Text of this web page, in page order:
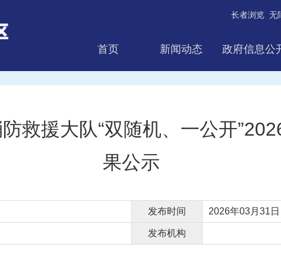
长者浏览 无
首页 新闻动态 政府信息公
救援大队“双随机、一公开
果公示
发布时间 2026年03月31
发布机构